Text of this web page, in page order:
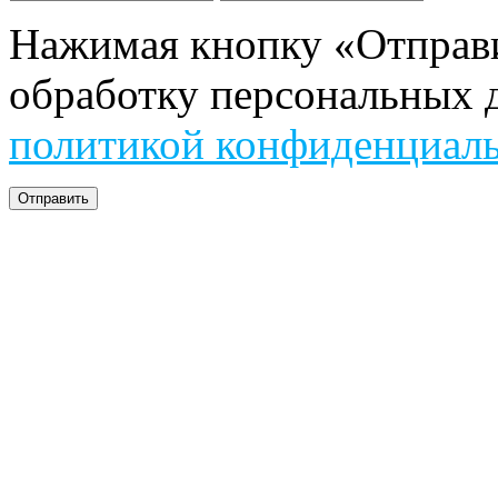
Нажимая кнопку
обработку персональных
политикой
Отправить